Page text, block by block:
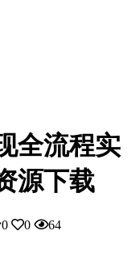
全流程实
源下载
0 0 64